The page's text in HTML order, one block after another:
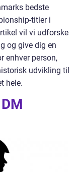
bedste
titler i
vil vi udforske
og give dig en
enhver person,
udvikling til
hele.